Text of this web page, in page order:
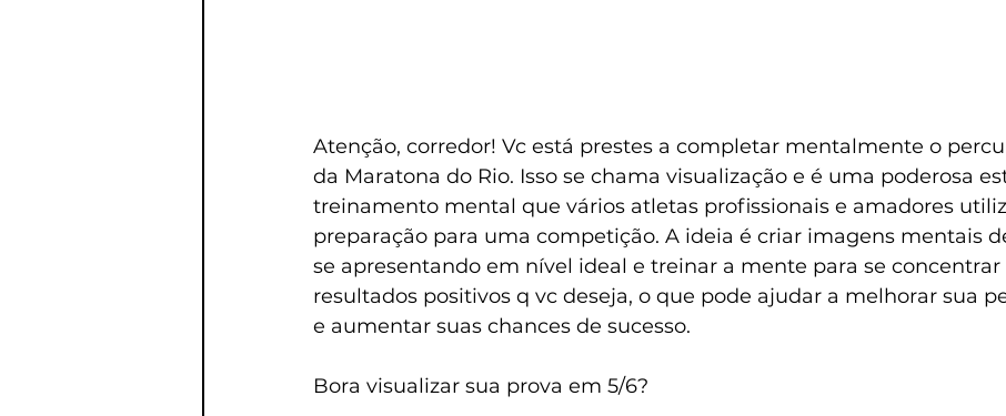
Atenção, corredor! Vc está prestes a completar mentalmente o
da Maratona do Rio. Isso se chama visualização e é uma poderosa
treinamento mental que vários atletas profissionais e amadores
preparação para uma competição. A ideia é criar imagens mentais
se apresentando em nível ideal e treinar a mente para se concentrar
resultados positivos q vc deseja, o que pode ajudar a melhorar sua
e aumentar suas chances de sucesso.
Bora visualizar sua prova em 5/6?